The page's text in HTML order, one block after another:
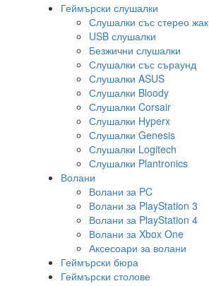
Геймърски слушалки
Слушалки със стерео жак
USB слушалки
Безжични слушалки
Слушалки със съраунд
Слушалки ASUS
Слушалки Bloody
Слушалки Corsair
Слушалки Hyperx
Слушалки Genesis
Слушалки Logitech
Слушалки Plantronics
Волани
Волани за PC
Волани за PlayStation 3
Волани за PlayStation 4
Волани за Xbox One
Аксесоари за волани
Геймърски бюра
Геймърски столове